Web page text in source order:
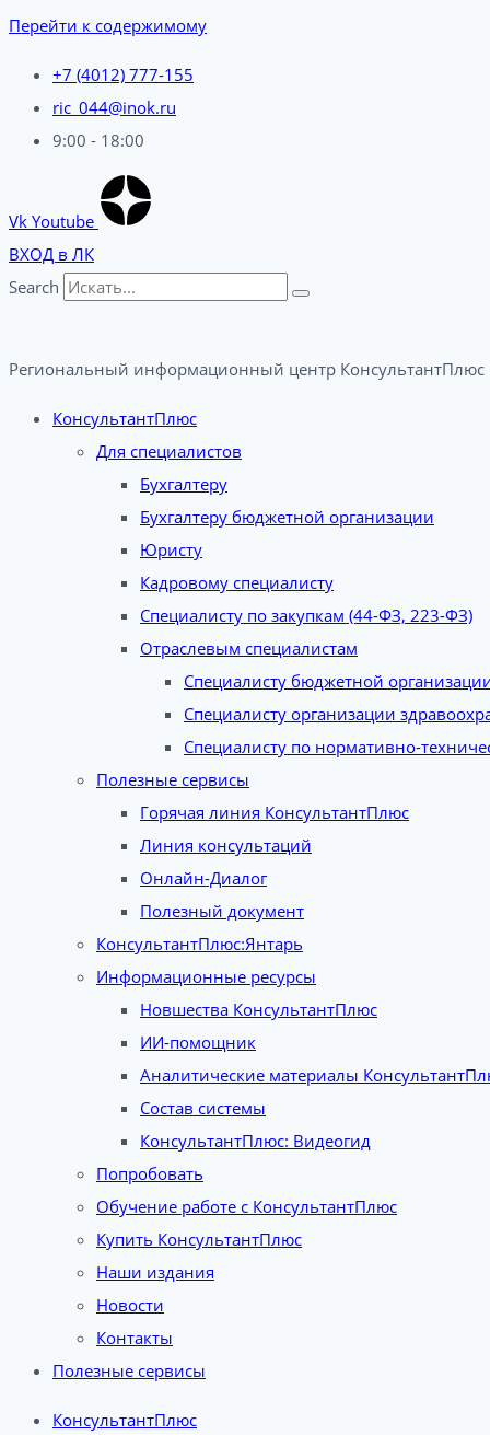
Перейти к содержимому
+7 (4012) 777-155
ric_044@inok.ru
9:00 - 18:00
Vk Youtube
ВХОД в ЛК
Search
Региональный информационный центр
КонсультантПлюс
Для специалистов
Бухгалтеру
Бухгалтеру бюджетной организации
Юристу
Кадровому специалисту
Специалисту по закупкам (44-ФЗ, 223-ФЗ)
Отраслевым специалистам
Специалисту бюджетной
Специалисту организации
Специалисту по нормативно-
Полезные сервисы
Горячая линия КонсультантПлюс
Линия консультаций
Онлайн-Диалог
Полезный документ
КонсультантПлюс:Янтарь
Информационные ресурсы
Новшества КонсультантПлюс
ИИ-помощник
Аналитические материалы
Состав системы
КонсультантПлюс: Видеогид
Попробовать
Обучение работе с КонсультантПлюс
Купить КонсультантПлюс
Наши издания
Новости
Контакты
Полезные сервисы
КонсультантПлюс